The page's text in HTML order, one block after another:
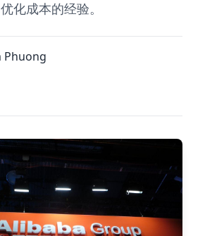
化成本的经验。
Phuong